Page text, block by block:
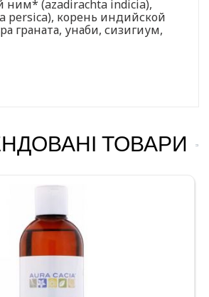
ним* (azadirachta indicia),
persica), корень индийской
граната, унаби, сизигиум,
ТОВАРИ